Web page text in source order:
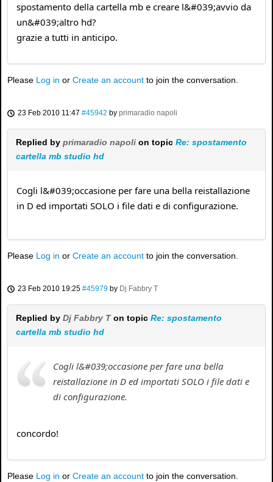
spostamento della cartella mb e creare l&#039;avvio da
un&#039;altro hd?
grazie a tutti in anticipo.
Please Log in or Create an account to join the conversation.
23 Feb 2010 11:47 #45942 by primaradio napoli
Replied by primaradio napoli on topic Re: spostamento
cartella mb studio hd
Cogli l&#039;occasione per fare una bella reistallazione
in D ed importati SOLO i file dati e di configurazione.
Please Log in or Create an account to join the conversation.
23 Feb 2010 19:25 #45979 by Dj Fabbry T
Replied by Dj Fabbry Ton topic Re: spostamento
cartella mb studio hd
Cogli l&#039;occasione per fare una bella
reistallazione in D ed importati SOLO i file dati e
di configurazione.
concordo!
Please Log in or Create an account to join the conversation.